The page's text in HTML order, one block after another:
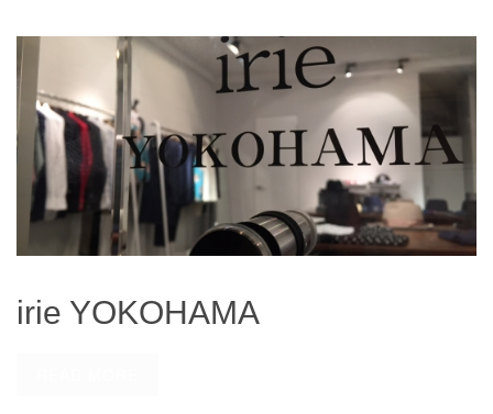
irie YOKOHAMA
irie YOKOHAMA